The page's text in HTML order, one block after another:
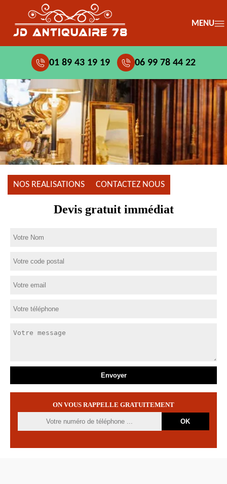
MENU
01 89 43 19 19 06 99 78 44 22
NOS REALISATIONS CONTACTEZ NOUS
Devis gratuit immédiat
ON VOUS RAPPELLE GRATUITEMENT